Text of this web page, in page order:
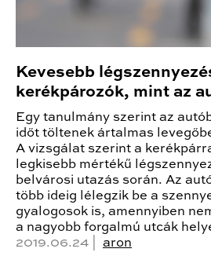
Kevesebb
kerékpározók, mint az
Egy tanulmány szerint az
időt töltenek ártalmas
A vizsgálat szerint a
legkisebb mértékű
belvárosi utazás során. Az
több ideig lélegzik be a
gyalogosok is, amennyiben
a nagyobb forgalmú utcák
2019.06.24 | aron